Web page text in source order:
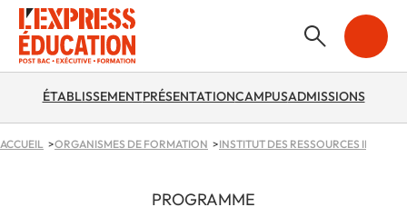
ÉTABLISSEMENTPRÉSENTATIONCAMPUSADMISSIONS
ACCUEIL ORGANISMES DE FORMATION INSTITUT DES RESSOURCES
PROGRAMME